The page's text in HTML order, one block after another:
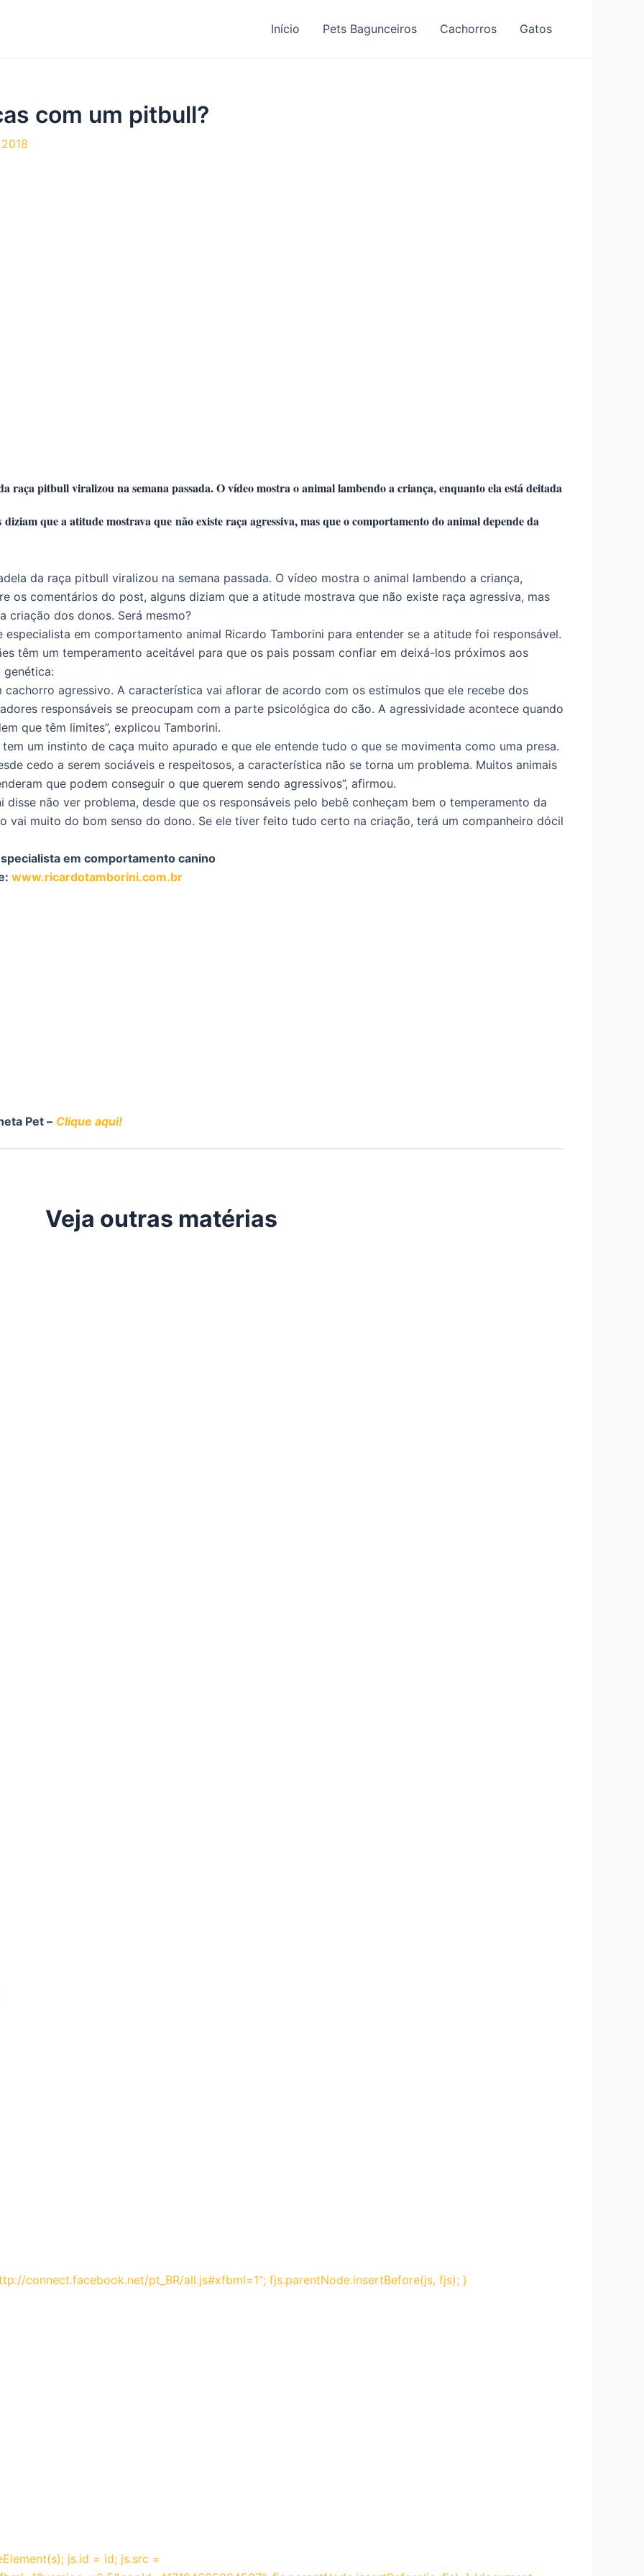
Início Pets Bagunceiros Cachorros Gatos
com um pitbull?
raça pitbull viralizou na semana passada. O vídeo mostra o animal lambendo a criança, enquanto ela está deitada
que a atitude mostrava que não existe raça agressiva, mas que o comportamento do animal depende da
da raça pitbull viralizou na semana passada. O vídeo mostra o animal lambendo a criança,
os comentários do post, alguns diziam que a atitude mostrava que não existe raça agressiva, mas
criação dos donos. Será mesmo?
em comportamento animal Ricardo Tamborini para entender se a atitude foi responsável.
têm um temperamento aceitável para que os pais possam confiar em deixá-los próximos aos
genética:
cachorro agressivo. A característica vai aflorar de acordo com os estímulos que ele recebe dos
responsáveis se preocupam com a parte psicológica do cão. A agressividade acontece quando
que têm limites”, explicou Tamborini.
um instinto de caça muito apurado e que ele entende tudo o que se movimenta como uma presa.
cedo a serem sociáveis e respeitosos, a característica não se torna um problema. Muitos animais
que podem conseguir o que querem sendo agressivos”, afirmou.
não ver problema, desde que os responsáveis pelo bebê conheçam bem o temperamento da
vai muito do bom senso do dono. Se ele tiver feito tudo certo na criação, terá um companheiro dócil
em comportamento canino
www.ricardotamborini.com.br
Pet – Clique aqui!
Veja outras matérias
connect.facebook.net/pt_BR/all.js#xfbml=1"; fjs.parentNode.insertBefore(js, fjs); }
js.id = id; js.src =